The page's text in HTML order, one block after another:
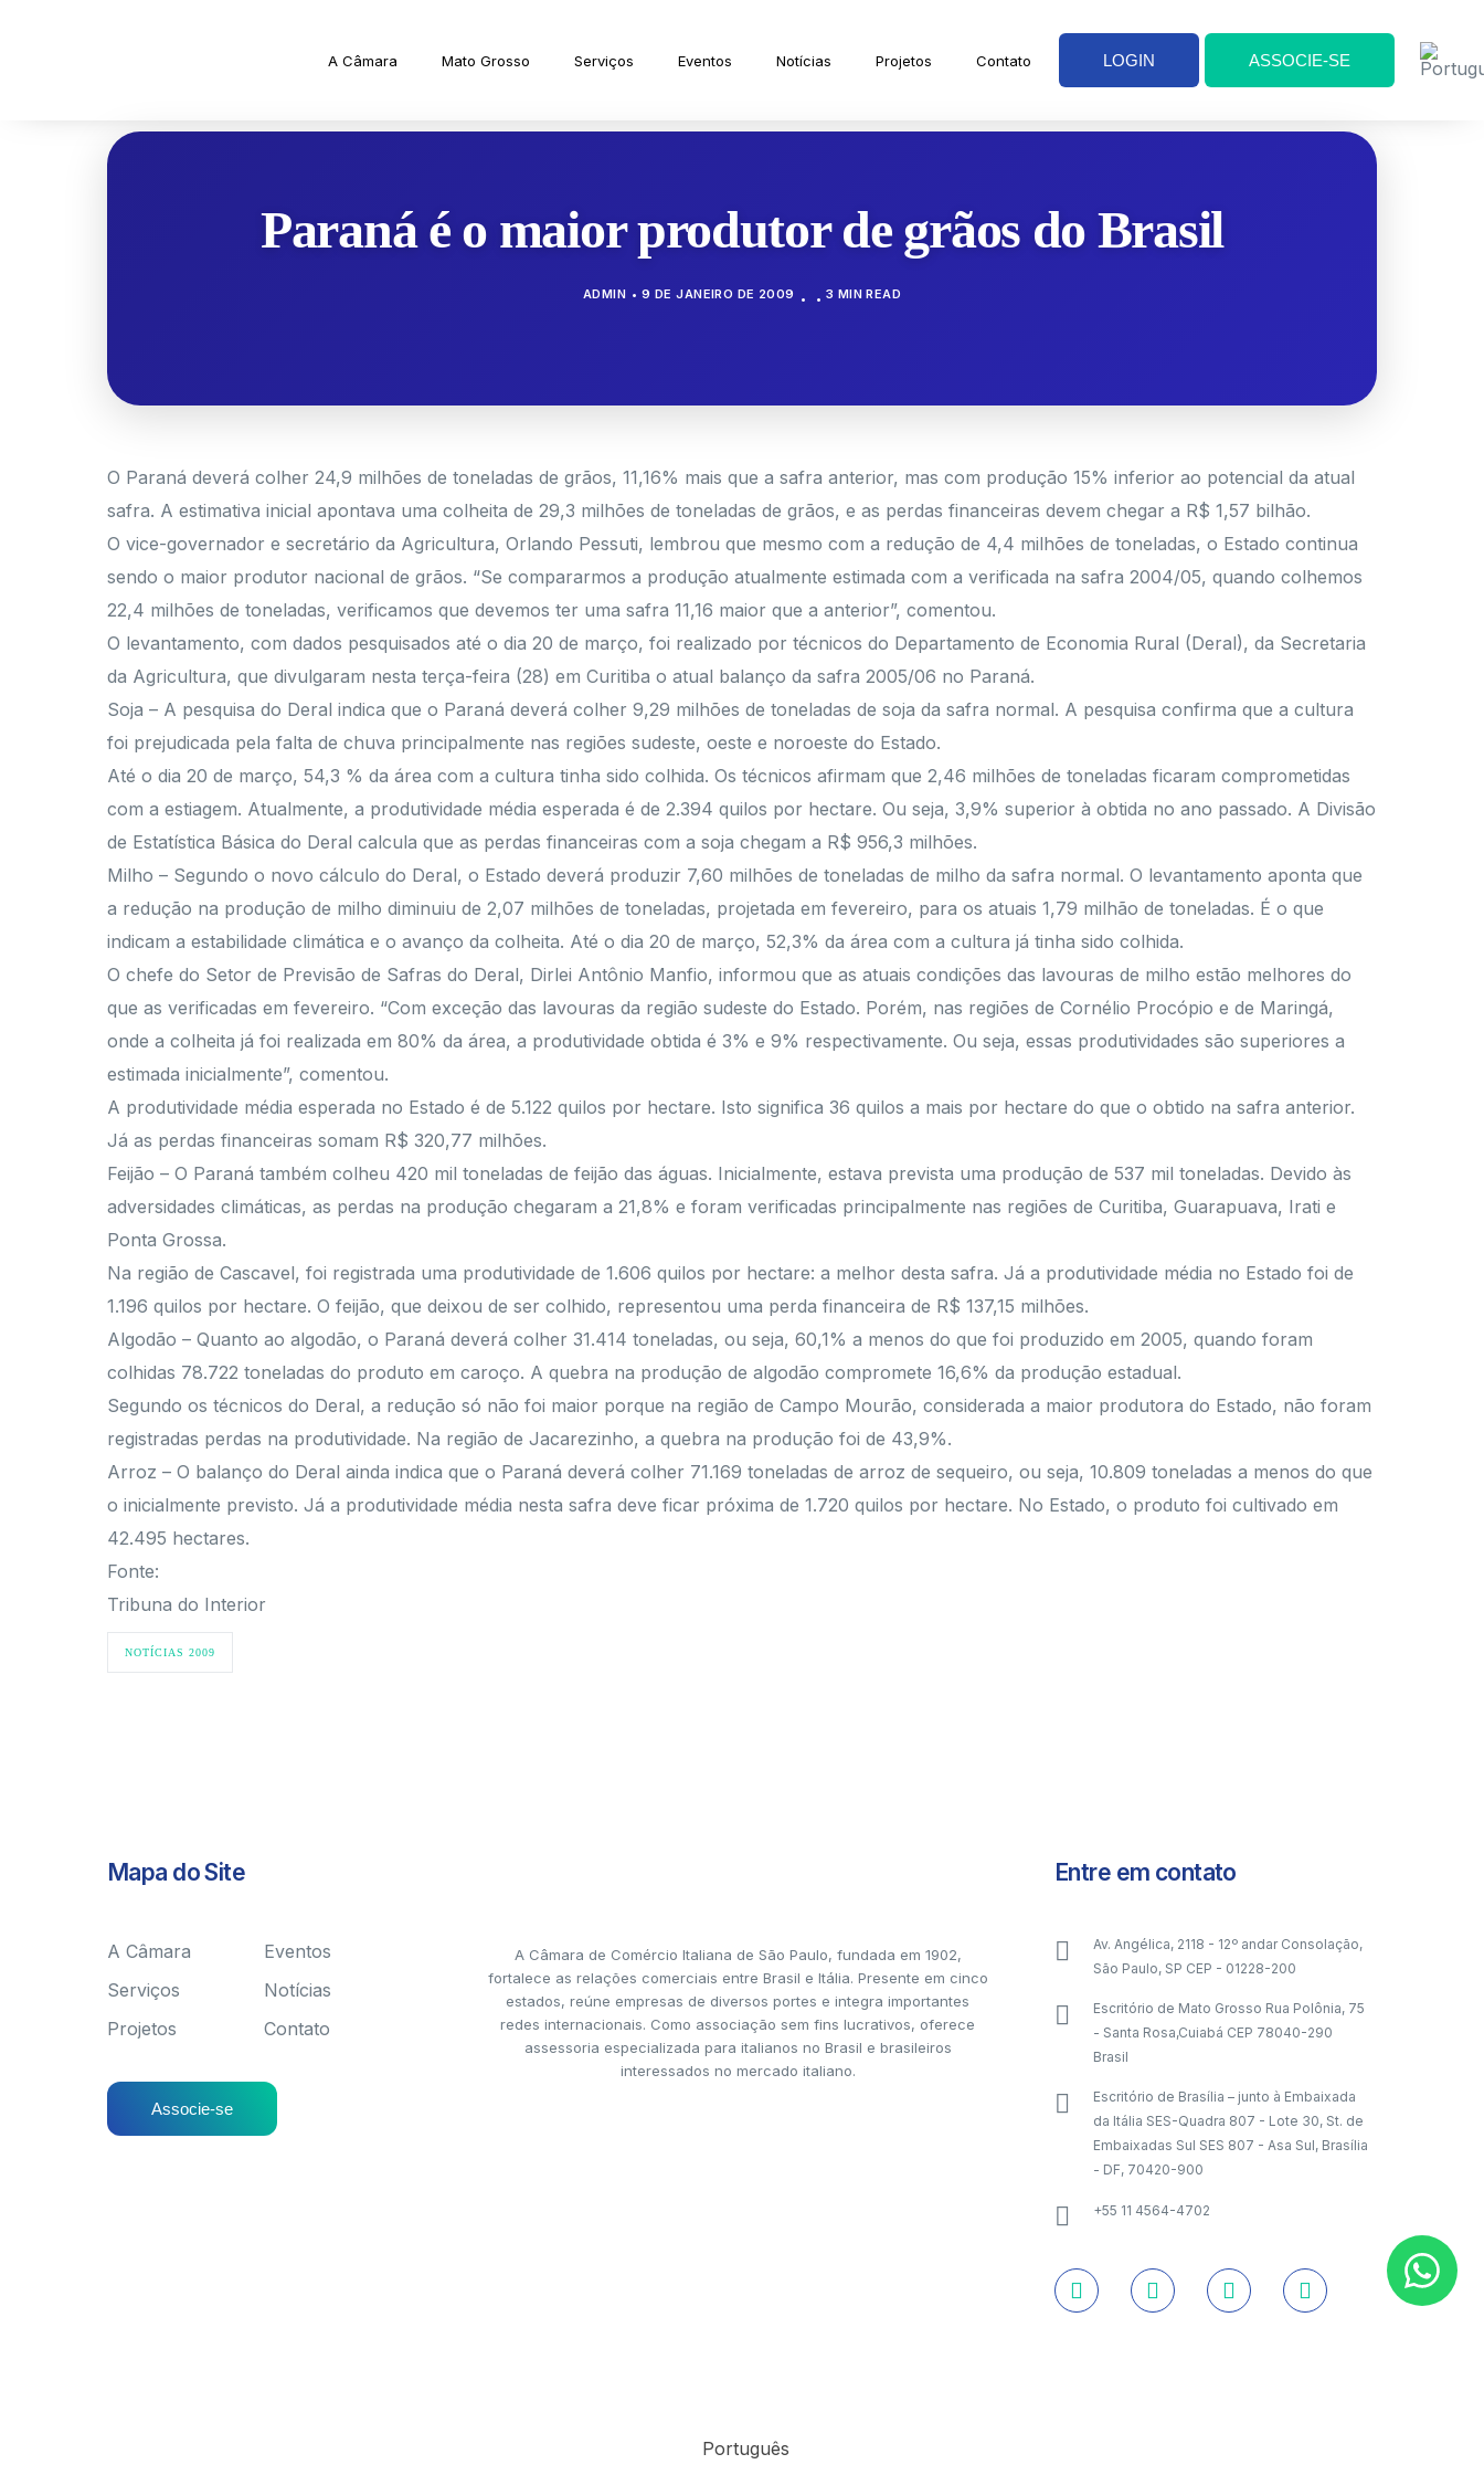
A Câmara Mato Grosso Serviços Eventos Notícias Projetos Contato LOGIN ASSOCIE-SE
Paraná é o maior produtor de grãos do Brasil
ADMIN 9 DE JANEIRO DE 2009 3 MIN READ
O Paraná deverá colher 24,9 milhões de toneladas de grãos, 11,16% mais que a safra anterior, mas com produção 15% inferior ao potencial da atual
safra. A estimativa inicial apontava uma colheita de 29,3 milhões de toneladas de grãos, e as perdas financeiras devem chegar a R$ 1,57 bilhão.
O vice-governador e secretário da Agricultura, Orlando Pessuti, lembrou que mesmo com a redução de 4,4 milhões de toneladas, o Estado continua
sendo o maior produtor nacional de grãos. “Se compararmos a produção atualmente estimada com a verificada na safra 2004/05, quando colhemos
22,4 milhões de toneladas, verificamos que devemos ter uma safra 11,16 maior que a anterior”, comentou.
O levantamento, com dados pesquisados até o dia 20 de março, foi realizado por técnicos do Departamento de Economia Rural (Deral), da Secretaria
da Agricultura, que divulgaram nesta terça-feira (28) em Curitiba o atual balanço da safra 2005/06 no Paraná.
Soja – A pesquisa do Deral indica que o Paraná deverá colher 9,29 milhões de toneladas de soja da safra normal. A pesquisa confirma que a cultura
foi prejudicada pela falta de chuva principalmente nas regiões sudeste, oeste e noroeste do Estado.
Até o dia 20 de março, 54,3 % da área com a cultura tinha sido colhida. Os técnicos afirmam que 2,46 milhões de toneladas ficaram comprometidas
com a estiagem. Atualmente, a produtividade média esperada é de 2.394 quilos por hectare. Ou seja, 3,9% superior à obtida no ano passado. A Divisão
de Estatística Básica do Deral calcula que as perdas financeiras com a soja chegam a R$ 956,3 milhões.
Milho – Segundo o novo cálculo do Deral, o Estado deverá produzir 7,60 milhões de toneladas de milho da safra normal. O levantamento aponta que
a redução na produção de milho diminuiu de 2,07 milhões de toneladas, projetada em fevereiro, para os atuais 1,79 milhão de toneladas. É o que
indicam a estabilidade climática e o avanço da colheita. Até o dia 20 de março, 52,3% da área com a cultura já tinha sido colhida.
O chefe do Setor de Previsão de Safras do Deral, Dirlei Antônio Manfio, informou que as atuais condições das lavouras de milho estão melhores do
que as verificadas em fevereiro. “Com exceção das lavouras da região sudeste do Estado. Porém, nas regiões de Cornélio Procópio e de Maringá,
onde a colheita já foi realizada em 80% da área, a produtividade obtida é 3% e 9% respectivamente. Ou seja, essas produtividades são superiores a
estimada inicialmente”, comentou.
A produtividade média esperada no Estado é de 5.122 quilos por hectare. Isto significa 36 quilos a mais por hectare do que o obtido na safra anterior.
Já as perdas financeiras somam R$ 320,77 milhões.
Feijão – O Paraná também colheu 420 mil toneladas de feijão das águas. Inicialmente, estava prevista uma produção de 537 mil toneladas. Devido às
adversidades climáticas, as perdas na produção chegaram a 21,8% e foram verificadas principalmente nas regiões de Curitiba, Guarapuava, Irati e
Ponta Grossa.
Na região de Cascavel, foi registrada uma produtividade de 1.606 quilos por hectare: a melhor desta safra. Já a produtividade média no Estado foi de
1.196 quilos por hectare. O feijão, que deixou de ser colhido, representou uma perda financeira de R$ 137,15 milhões.
Algodão – Quanto ao algodão, o Paraná deverá colher 31.414 toneladas, ou seja, 60,1% a menos do que foi produzido em 2005, quando foram
colhidas 78.722 toneladas do produto em caroço. A quebra na produção de algodão compromete 16,6% da produção estadual.
Segundo os técnicos do Deral, a redução só não foi maior porque na região de Campo Mourão, considerada a maior produtora do Estado, não foram
registradas perdas na produtividade. Na região de Jacarezinho, a quebra na produção foi de 43,9%.
Arroz – O balanço do Deral ainda indica que o Paraná deverá colher 71.169 toneladas de arroz de sequeiro, ou seja, 10.809 toneladas a menos do que
o inicialmente previsto. Já a produtividade média nesta safra deve ficar próxima de 1.720 quilos por hectare. No Estado, o produto foi cultivado em
42.495 hectares.
Fonte:
Tribuna do Interior
NOTÍCIAS 2009
Mapa do Site
A Câmara
Serviços
Projetos
Eventos
Notícias
Contato
Associe-se
A Câmara de Comércio Italiana de São Paulo, fundada em 1902,
fortalece as relações comerciais entre Brasil e Itália. Presente em cinco
estados, reúne empresas de diversos portes e integra importantes
redes internacionais. Como associação sem fins lucrativos, oferece
assessoria especializada para italianos no Brasil e brasileiros
interessados no mercado italiano.
Entre em contato
Av. Angélica, 2118 - 12º andar Consolação,
São Paulo, SP CEP - 01228-200
Escritório de Mato Grosso Rua Polônia, 75
- Santa Rosa,Cuiabá CEP 78040-290
Brasil
Escritório de Brasília – junto à Embaixada
da Itália SES-Quadra 807 - Lote 30, St. de
Embaixadas Sul SES 807 - Asa Sul, Brasília
- DF, 70420-900
+55 11 4564-4702
Português